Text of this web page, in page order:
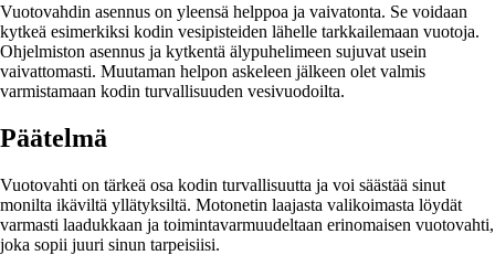
Vuotovahdin asennus on yleensä helppoa ja vaivatonta. Se voidaan
kytkeä esimerkiksi kodin vesipisteiden lähelle tarkkailemaan vuotoja.
Ohjelmiston asennus ja kytkentä älypuhelimeen sujuvat usein
vaivattomasti. Muutaman helpon askeleen jälkeen olet valmis
varmistamaan kodin turvallisuuden vesivuodoilta.
Päätelmä
Vuotovahti on tärkeä osa kodin turvallisuutta ja voi säästää sinut
monilta ikäviltä yllätyksiltä. Motonetin laajasta valikoimasta löydät
varmasti laadukkaan ja toimintavarmuudeltaan erinomaisen vuotovahti,
joka sopii juuri sinun tarpeisiisi.